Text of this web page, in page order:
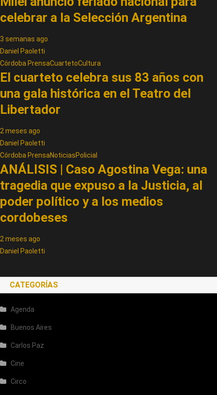
celebrar a la Selección Argentina
3 semanas ago
Daniel Paoletti
Córdoba PrensaCuartetoCultura
El cuarteto celebra sus 83 años con
una gala histórica en el Teatro del
Libertador
2 meses ago
Daniel Paoletti
Córdoba PrensaNoticiasPolicial
ANÁLISIS | Caso Agostina Vega: una
tragedia que expuso a la Justicia, al
poder político y a los medios
cordobeses
2 meses ago
Daniel Paoletti
CATEGORÍAS
Agenda
Buenos Aires
Carlos Paz
Cine
Circo